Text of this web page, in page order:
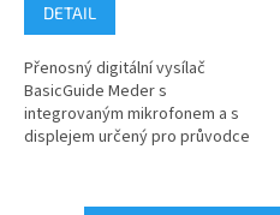
DETAIL
Přenosný digitální vysílač
BasicGuide Meder s
integrovaným mikrofonem a s
displejem určený pro průvodce